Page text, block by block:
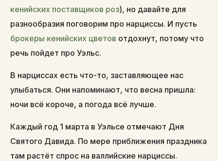
кенийских поставщиков роз), но давайте для
разнообразия поговорим про нарциссы. И пусть
брокеры кенийских цветов отдохнут, потому что
речь пойдет про Уэльс.
В нарциссах есть что-то, заставляющее нас
улыбаться. Они напоминают, что весна пришла:
ночи всё короче, а погода всё лучше.
Каждый год 1 марта в Уэльсе отмечают Дня
Святого Давида. По мере приближения праздника
там растёт спрос на валлийские нарциссы.